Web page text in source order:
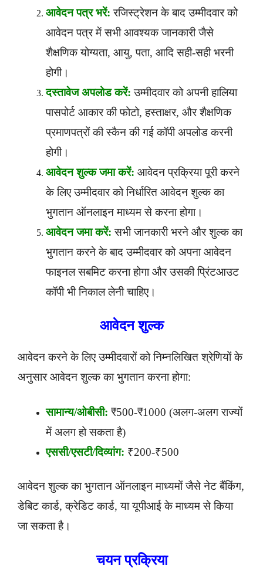
आवेदन पत्र भरें: रजिस्ट्रेशन के बाद उम्मीदवार को
आवेदन पत्र में सभी आवश्यक जानकारी जैसे
शैक्षणिक योग्यता, आयु, पता, आदि सही-सही भरनी
होगी।
दस्तावेज अपलोड करें: उम्मीदवार को अपनी हालिया
पासपोर्ट आकार की फोटो, हस्ताक्षर, और शैक्षणिक
प्रमाणपत्रों की स्कैन की गई कॉपी अपलोड करनी
होगी।
आवेदन शुल्क जमा करें: आवेदन प्रक्रिया पूरी करने
के लिए उम्मीदवार को निर्धारित आवेदन शुल्क का
भुगतान ऑनलाइन माध्यम से करना होगा।
आवेदन जमा करें: सभी जानकारी भरने और शुल्क का
भुगतान करने के बाद उम्मीदवार को अपना आवेदन
फाइनल सबमिट करना होगा और उसकी प्रिंटआउट
कॉपी भी निकाल लेनी चाहिए।
आवेदन शुल्क
आवेदन करने के लिए उम्मीदवारों को निम्नलिखित श्रेणियों के
अनुसार आवेदन शुल्क का भुगतान करना होगा:
सामान्य/ओबीसी: ₹500-₹1000 (अलग-अलग राज्यों
में अलग हो सकता है)
एससी/एसटी/दिव्यांग: ₹200-₹500
आवेदन शुल्क का भुगतान ऑनलाइन माध्यमों जैसे नेट बैंकिंग,
डेबिट कार्ड, क्रेडिट कार्ड, या यूपीआई के माध्यम से किया
जा सकता है।
चयन प्रक्रिया